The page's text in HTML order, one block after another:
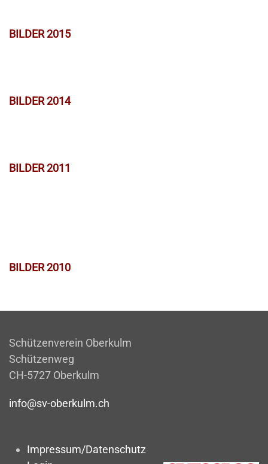
BILDER 2015
BILDER 2014
BILDER 2011
BILDER 2010
Schützenverein Oberkulm
Schützenweg
CH-5727 Oberkulm
info@sv-oberkulm.ch
Impressum/Datenschutz